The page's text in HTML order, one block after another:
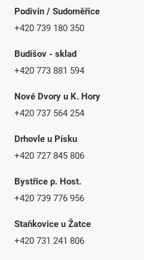
Podivín / Sudoměřice
+420 739 180 350
Budišov - sklad
+420 773 881 594
Nové Dvory u K. Hory
+420 737 564 254
Drhovle u Písku
+420 727 845 806
Bystřice p. Host.
+420 739 776 956
Staňkovice u Žatce
+420 731 241 806